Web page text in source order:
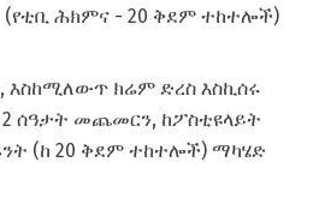
ሕክምና - 20 ቅደም ተከተሎች)
እስከሚለውጥ ክሬም ድረስ እስኪሰሩ
ሰዓታት መጨመርን, ከፖስቲዩላይት
(ከ 20 ቅደም ተከተሎች) ማካሄድ